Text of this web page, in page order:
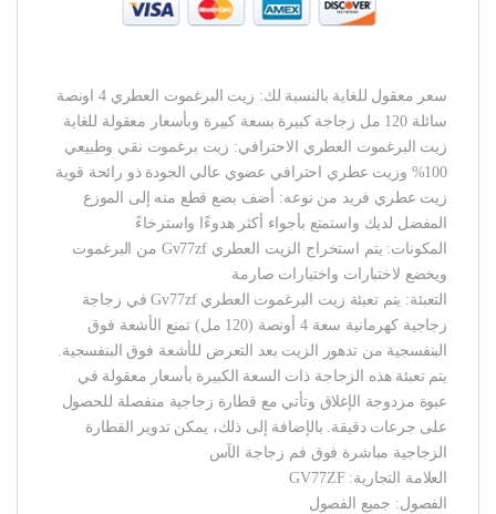
سعر معقول للغاية بالنسبة لك: زيت البرغموت العطري 4 اونصة
سائلة 120 مل زجاجة كبيرة بسعة كبيرة وبأسعار معقولة للغاية
زيت البرغموت العطري الاحترافي: زيت برغموت نقي وطبيعي
100% وزيت عطري احترافي عضوي عالي الجودة ذو رائحة قوية
زيت عطري فريد من نوعه: أضف بضع قطع منه إلى الموزع
المفضل لديك واستمتع بأجواء أكثر هدوءًا واسترخاءً
المكونات: يتم استخراج الزيت العطري Gv77zf من البرغموت
ويخضع لاختبارات واختبارات صارمة
التعبئة: يتم تعبئة زيت البرغموت العطري Gv77zf في زجاجة
زجاجية كهرمانية سعة 4 أونصة (120 مل) تمنع الأشعة فوق
البنفسجية من تدهور الزيت بعد التعرض للأشعة فوق البنفسجية.
يتم تعبئة هذه الزجاجة ذات السعة الكبيرة بأسعار معقولة في
عبوة مزدوجة الإغلاق وتأتي مع قطارة زجاجية منفصلة للحصول
على جرعات دقيقة. بالإضافة إلى ذلك، يمكن تدوير القطارة
الزجاجية مباشرة فوق فم زجاجة الآس
العلامة التجارية: GV77ZF
الفصول: جميع الفصول